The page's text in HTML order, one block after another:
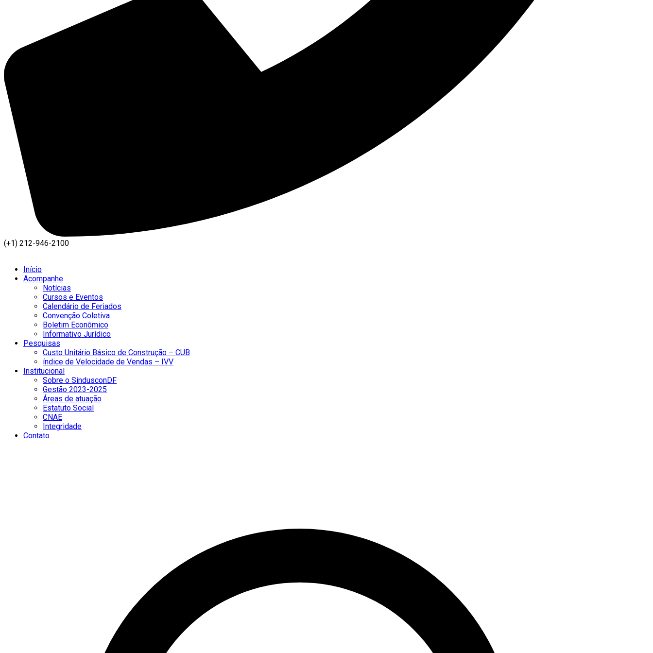
(+1) 212-946-2100
Início
Acompanhe
Notícias
Cursos e Eventos
Calendário de Feriados
Convenção Coletiva
Boletim Econômico
Informativo Jurídico
Pesquisas
Custo Unitário Básico de Construção – CUB
índice de Velocidade de Vendas – IVV
Institucional
Sobre o SindusconDF
Gestão 2023-2025
Áreas de atuação
Estatuto Social
CNAE
Integridade
Contato